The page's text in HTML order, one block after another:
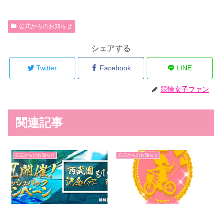
公式からのお知らせ
シェアする
Twitter Facebook LINE
競輪女子ファン
関連記事
公式からのお知らせ 公式からのお知らせ